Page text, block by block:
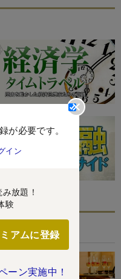
が必要です。
イン
放題！
験
アムに登録
ーン実施中！
すめ
じゃう!」深
テル業界覆